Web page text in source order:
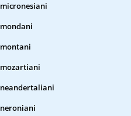
micronesiani
mondani
montani
mozartiani
neandertaliani
neroniani